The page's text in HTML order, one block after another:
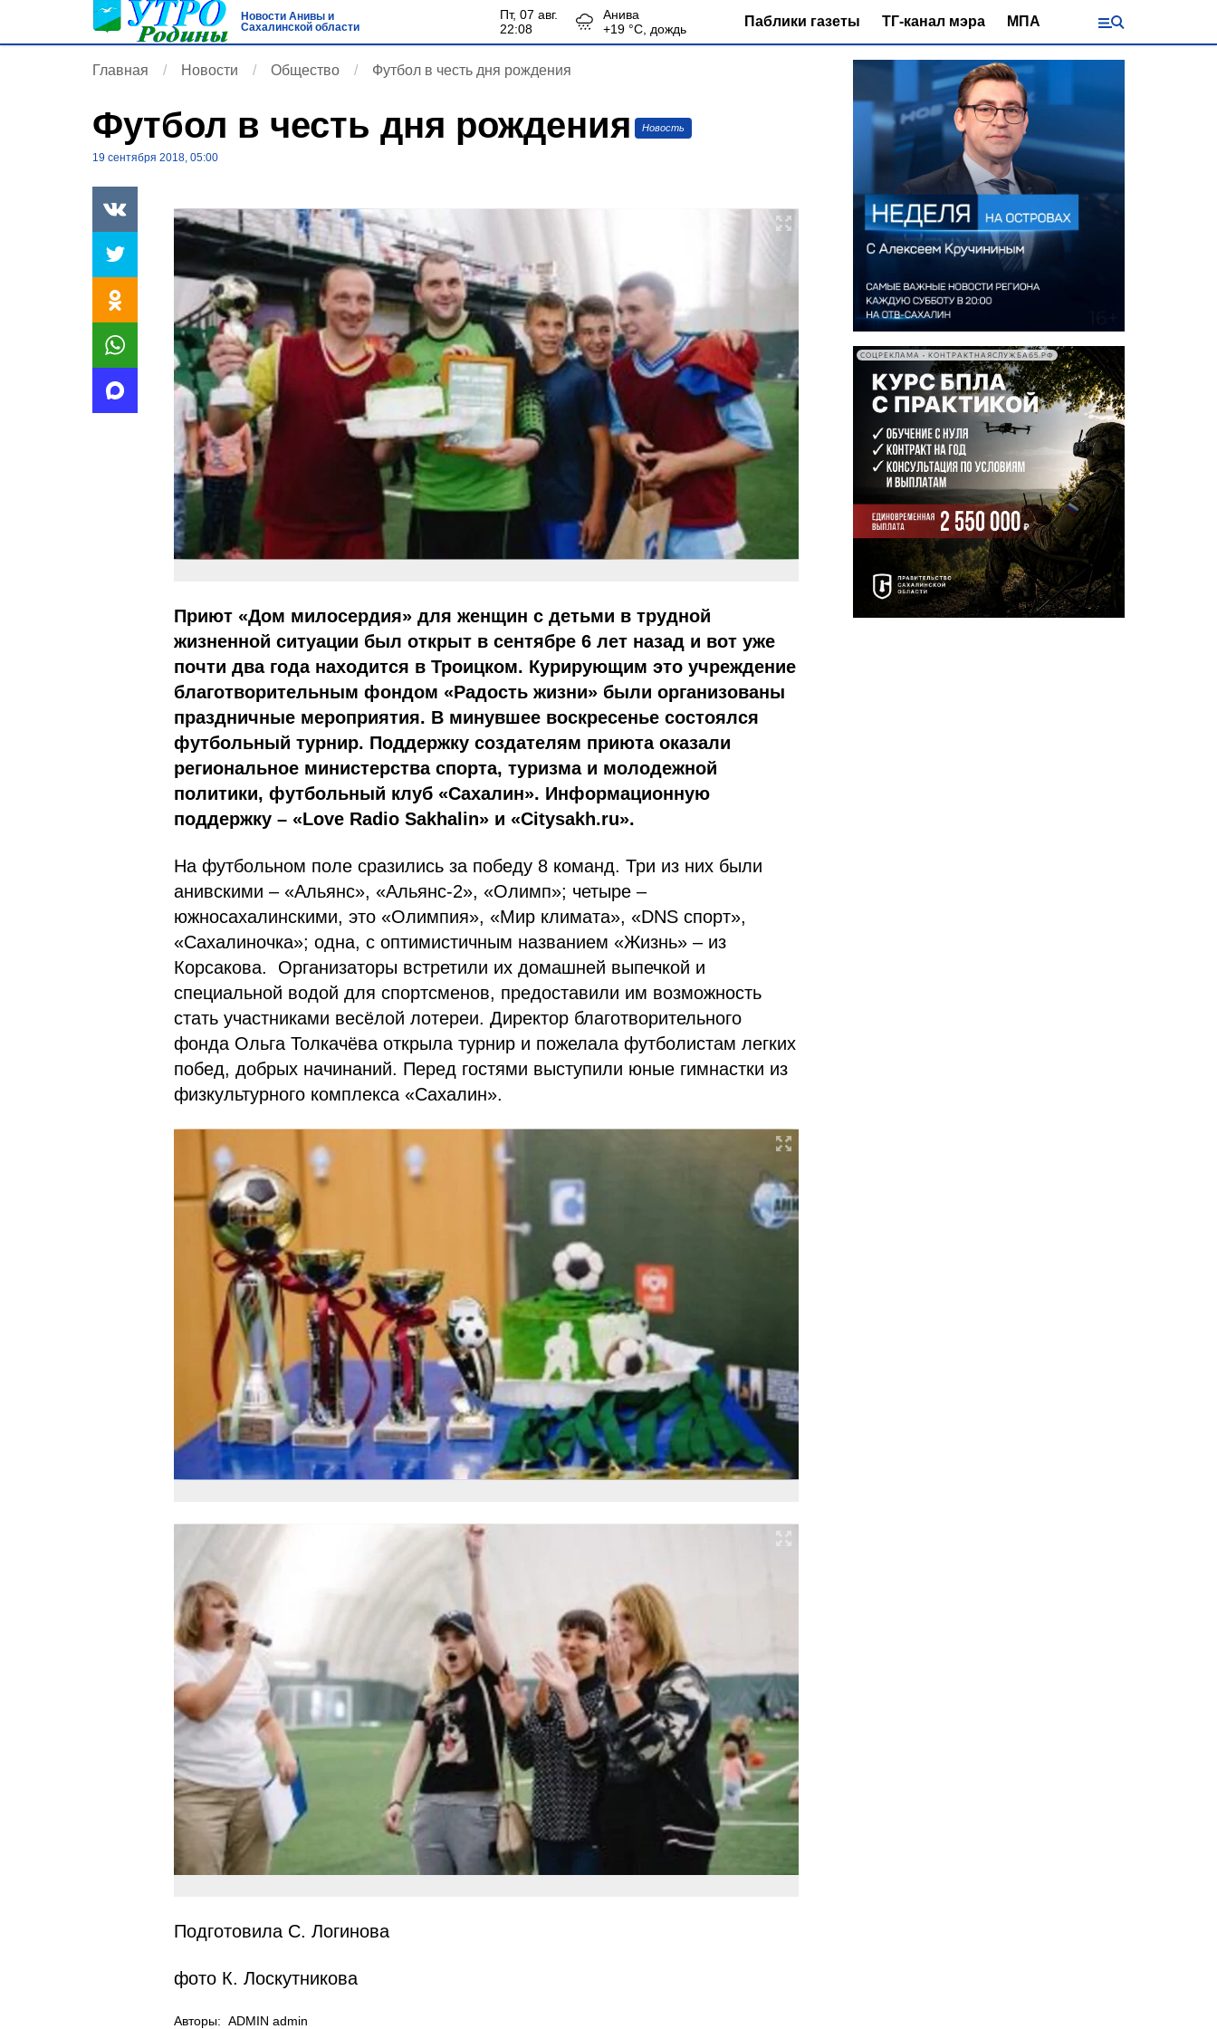
Новости Анивы и
Сахалинской области
пт, 07 авг.
22:08
Анива
+19 °С, дождь Паблики газеты ТГ-канал мэра МПА
Главная Новости Общество Футбол в честь дня рождения
Футбол в честь дня рождения Новость
19 сентября 2018, 05:00
Приют «Дом милосердия» для женщин с детьми в трудной
жизненной ситуации был открыт в сентябре 6 лет назад и вот уже
почти два года находится в Троицком. Курирующим это учреждение
благотворительным фондом «Радость жизни» были организованы
праздничные мероприятия. В минувшее воскресенье состоялся
футбольный турнир. Поддержку создателям приюта оказали
региональное министерства спорта, туризма и молодежной
политики, футбольный клуб «Сахалин». Информационную
поддержку – «Love Radio Sakhalin» и «Citysakh.ru».
На футбольном поле сразились за победу 8 команд. Три из них были
анивскими – «Альянс», «Альянс-2», «Олимп»; четыре –
южносахалинскими, это «Олимпия», «Мир климата», «DNS спорт»,
«Сахалиночка»; одна, с оптимистичным названием «Жизнь» – из
Корсакова. Организаторы встретили их домашней выпечкой и
специальной водой для спортсменов, предоставили им возможность
стать участниками весёлой лотереи. Директор благотворительного
фонда Ольга Толкачёва открыла турнир и пожелала футболистам легких
побед, добрых начинаний. Перед гостями выступили юные гимнастки из
физкультурного комплекса «Сахалин».
Подготовила С. Логинова
фото К. Лоскутникова
Авторы: ADMIN admin
СОЦРЕКЛАМА • КОНТРАКТНАЯСЛУЖБА65.РФ